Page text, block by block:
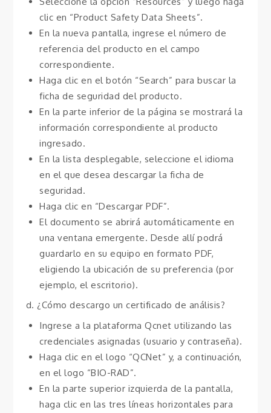
clic en “Product Safety Data Sheets”.
En la nueva pantalla, ingrese el número de
referencia del producto en el campo
correspondiente.
Haga clic en el botón “Search” para buscar la
ficha de seguridad del producto.
En la parte inferior de la página se mostrará la
información correspondiente al producto
ingresado.
En la lista desplegable, seleccione el idioma
en el que desea descargar la ficha de
seguridad.
Haga clic en “Descargar PDF”.
El documento se abrirá automáticamente en
una ventana emergente. Desde allí podrá
guardarlo en su equipo en formato PDF,
eligiendo la ubicación de su preferencia (por
ejemplo, el escritorio).
d. ¿Cómo descargo un certificado de análisis?
Ingrese a la plataforma Qcnet utilizando las
credenciales asignadas (usuario y contraseña).
Haga clic en el logo “QCNet” y, a continuación,
en el logo “BIO-RAD”.
En la parte superior izquierda de la pantalla,
haga clic en las tres líneas horizontales para